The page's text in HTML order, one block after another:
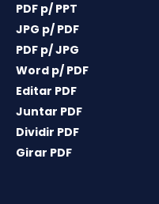
PDF p/ PPT
JPG p/ PDF
PDF p/ JPG
Word p/ PDF
Editar PDF
Juntar PDF
Dividir PDF
Girar PDF